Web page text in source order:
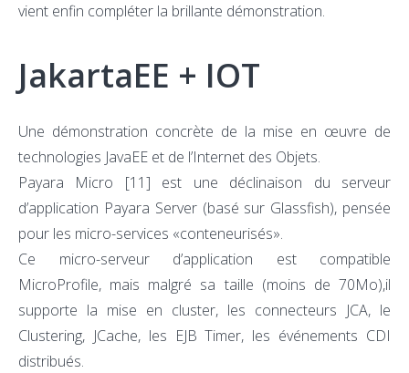
vient enfin compléter la brillante démonstration.
JakartaEE + IOT
Une démonstration concrète de la mise en œuvre de
technologies JavaEE et de l’Internet des Objets.
Payara Micro [11] est une déclinaison du serveur
d’application Payara Server (basé sur Glassfish), pensée
pour les micro-services «conteneurisés».
Ce micro-serveur d’application est compatible
MicroProfile, mais malgré sa taille (moins de 70Mo),il
supporte la mise en cluster, les connecteurs JCA, le
Clustering, JCache, les EJB Timer, les événements CDI
distribués.